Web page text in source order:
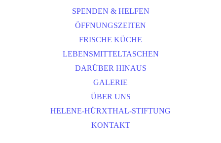
SPENDEN & HELFEN
ÖFFNUNGSZEITEN
FRISCHE KÜCHE
LEBENSMITTELTASCHEN
DARÜBER HINAUS
GALERIE
ÜBER UNS
HELENE-HÜRXTHAL-STIFTUNG
KONTAKT